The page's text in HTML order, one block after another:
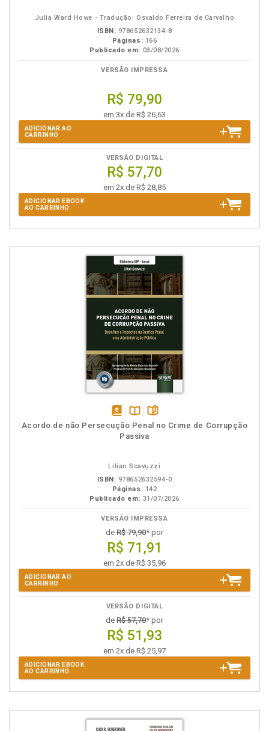
Julia Ward Howe - Tradução: Osvaldo Ferreira de Carvalho
ISBN: 978652632134-8
Páginas: 166
Publicado em: 03/08/2026
VERSÃO IMPRESSA
R$ 79,90
em 3x de R$ 26,63
ADICIONAR AO
CARRINHO
VERSÃO DIGITAL
R$ 57,70
em 2x de R$ 28,85
ADICIONAR EBOOK
AO CARRINHO
disponível
em
Disponível
na
páginas
Acordo de não Persecução Penal no Crime de Corrupção
Passiva
Lilian Scavuzzi
ISBN: 978652632594-0
Páginas: 142
Publicado em: 31/07/2026
VERSÃO IMPRESSA
de R$ 79,90* por
R$ 71,91
em 2x de R$ 35,96
ADICIONAR AO
CARRINHO
VERSÃO DIGITAL
de R$ 57,70* por
R$ 51,93
em 2x de R$ 25,97
ADICIONAR EBOOK
AO CARRINHO